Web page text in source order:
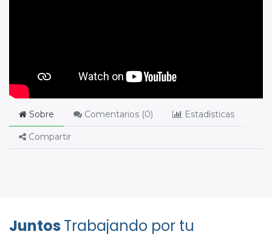
Sobre Comentarios (0) Estadísticas
Compartir
Juntos Trabajando por tu